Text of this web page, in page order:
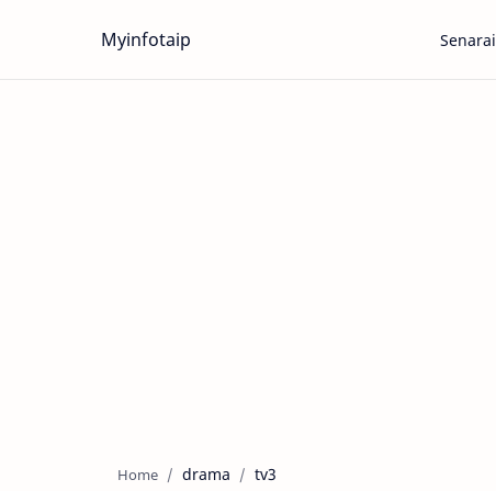
Myinfotaip Senarai
Home drama tv3